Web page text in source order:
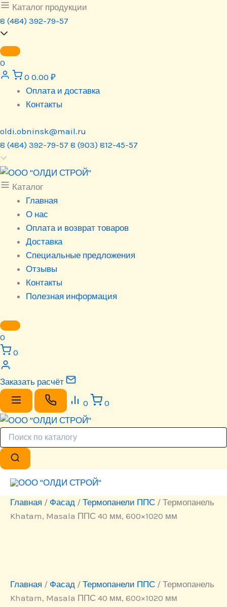
Перейти
к
содержимому
Каталог продукции
8 (484) 392-79-57
0
0 0.00 ₽
Оплата и доставка
Контакты
oldi.obninsk@mail.ru
8 (484) 392-79-57 8 (903) 812-45-57
Каталог
Главная
О нас
Оплата и возврат товаров
Доставка
Специальные предложения
Отзывы
Контакты
Полезная информация
0
0
Заказать расчёт
0 0
Главная / Фасад / Термопанели ППС / Термопанель
Khatam, Masala ППС 40 мм, 600×1020 мм
Главная / Фасад / Термопанели ППС / Термопанель
Khatam, Masala ППС 40 мм, 600×1020 мм